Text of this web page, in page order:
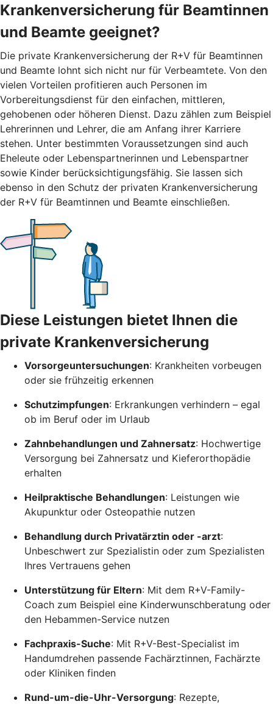
Krankenversicherung für Beamtinnen
und Beamte geeignet?
Die private Krankenversicherung der R+V für Beamtinnen
und Beamte lohnt sich nicht nur für Verbeamtete. Von den
vielen Vorteilen profitieren auch Personen im
Vorbereitungsdienst für den einfachen, mittleren,
gehobenen oder höheren Dienst. Dazu zählen zum Beispiel
Lehrerinnen und Lehrer, die am Anfang ihrer Karriere
stehen. Unter bestimmten Voraussetzungen sind auch
Eheleute oder Lebenspartnerinnen und Lebenspartner
sowie Kinder berücksichtigungsfähig. Sie lassen sich
ebenso in den Schutz der privaten Krankenversicherung
der R+V für Beamtinnen und Beamte einschließen.
Diese Leistungen bietet Ihnen die
private Krankenversicherung
Vorsorgeuntersuchungen: Krankheiten vorbeugen
oder sie frühzeitig erkennen
Schutzimpfungen: Erkrankungen verhindern – egal
ob im Beruf oder im Urlaub
Zahnbehandlungen und Zahnersatz: Hochwertige
Versorgung bei Zahnersatz und Kieferorthopädie
erhalten
Heilpraktische Behandlungen: Leistungen wie
Akupunktur oder Osteopathie nutzen
Behandlung durch Privatärztin oder -arzt:
Unbeschwert zur Spezialistin oder zum Spezialisten
Ihres Vertrauens gehen
Unterstützung für Eltern: Mit dem R+V-Family-
Coach zum Beispiel eine Kinderwunschberatung oder
den Hebammen-Service nutzen
Fachpraxis-Suche: Mit R+V-Best-Specialist im
Handumdrehen passende Fachärztinnen, Fachärzte
oder Kliniken finden
Rund-um-die-Uhr-Versorgung: Rezepte,